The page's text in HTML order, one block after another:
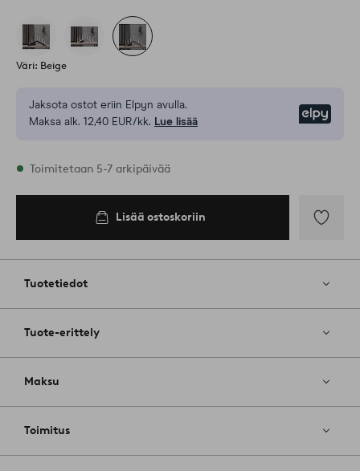
Väri: Beige
Jaksota ostot eriin Elpyn avulla.
Maksa alk. 12,40 EUR/kk. Lue lisää
Varastossa
Toimitetaan 5-7 arkipäivää
Lisää ostoskoriin
Tuotetiedot
Tuote-erittely
Maksu
Toimitus